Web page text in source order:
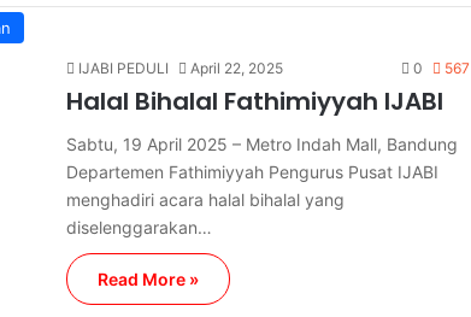
IJABI PEDULI April 22, 2025 0 567
Halal Bihalal Fathimiyyah IJABI
Sabtu, 19 April 2025 – Metro Indah Mall, Bandung
Departemen Fathimiyyah Pengurus Pusat IJABI
menghadiri acara halal bihalal yang
diselenggarakan…
Read More »